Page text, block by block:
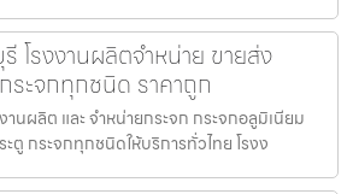
โรงงานผลิตจำหน่าย ขายส่ง
ระจกทุกชนิด ราคาถูก
านผลิต และ จำหน่ายกระจก กระจกอลูมิเนียม
ตู กระจกทุกชนิดให้บริการทั่วไทย โรงง